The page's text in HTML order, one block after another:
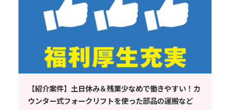
【紹介案件】土日休み＆残業少なめで働きやすい！カ
ウンター式フォークリフトを使った部品の運搬など